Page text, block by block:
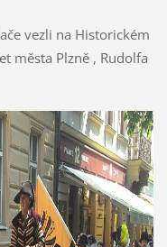
vezli na Historickém
města Plzně , Rudolfa